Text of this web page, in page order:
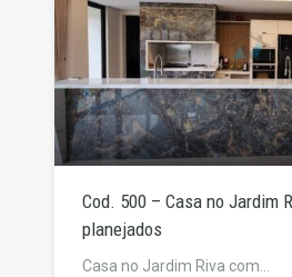
Cod. 500 – Casa no Jardim
planejados
Casa no Jardim Riva com…